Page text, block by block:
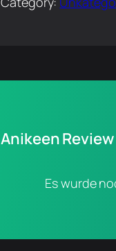
Anikeen Review
Es wurde